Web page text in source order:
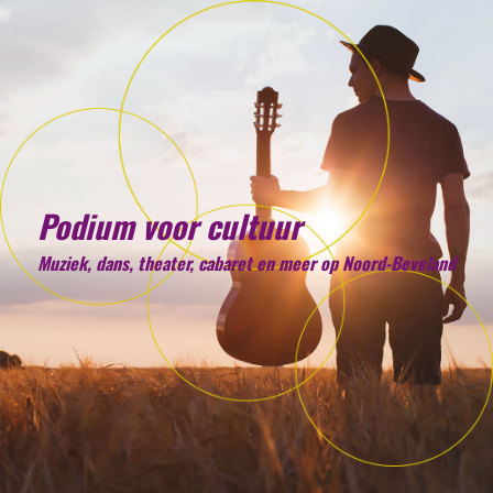
Podium voor cultuur
Muziek, dans, theater, cabaret en meer op Noord-Beveland